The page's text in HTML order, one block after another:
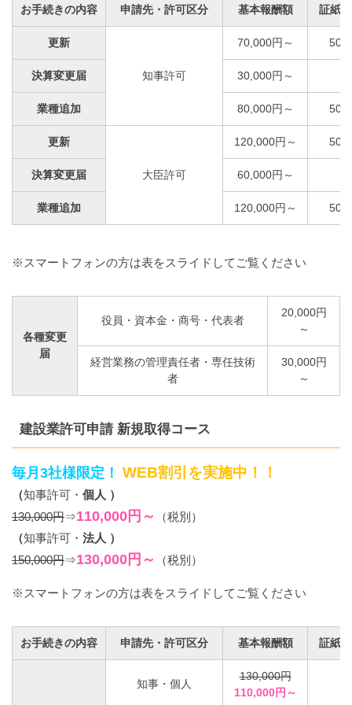
お手続きの内容 申請先・許可区分 基本報酬額 証紙
更新
知事許可
70,000円～
決算変更届 30,000円～
業種追加 80,000円～
更新
大臣許可
120,000円～
決算変更届 60,000円～
業種追加 120,000円～
※スマートフォンの方は表をスライドしてご覧ください
各種変更
届
役員・資本金・商号・代表者
20,000円
～
経営業務の管理責任者・専任技術
者
30,000円
～
建設業許可申請 新規取得コース
毎月3社様限定！ WEB割引を実施中！！
（知事許可・ 個人 ）
130,000円⇒110,000円～
（税別）
（知事許可・ 法人 ）
150,000円⇒130,000円～ （税別）
※スマートフォンの方は表をスライドしてご覧ください
お手続きの内容 申請先・許可区分 基本報酬額 証紙
知事・個人
130,000円
110,000円～